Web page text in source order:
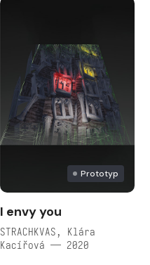
Prototyp
I envy you
STRACHKVAS, Klára
Kacířová — 2020